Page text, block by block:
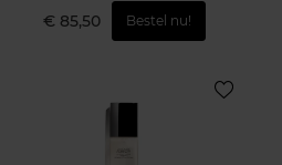
€ 85,50 Bestel nu!